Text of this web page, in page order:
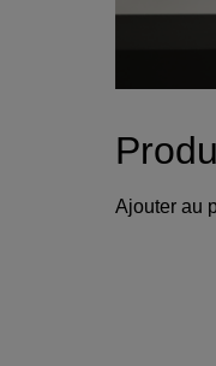
Ajouter au